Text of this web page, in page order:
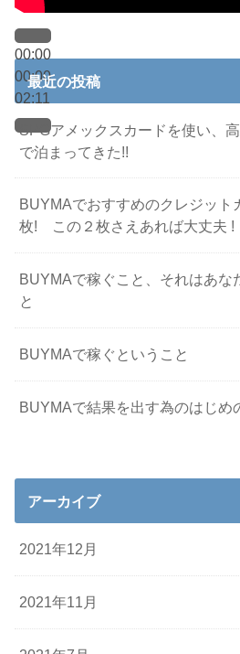
00:00
00:00
02:11
最近の投稿
SPGアメックスカードを使い、
で泊まってきた!!
BUYMAでおすすめのクレジッ
枚! この２枚さえあれば大丈夫 !
BUYMAで稼ぐこと、それはあな
と
BUYMAで稼ぐということ
BUYMAで結果を出す為のはじめ
アーカイブ
2021年12月
2021年11月